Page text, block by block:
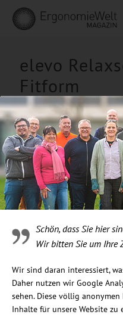
elevo
Fitform
Ein Blog des
|Impressum|
Einstellungen|
Schön, dass Sie hier
Wir bitten Sie um Ihre
Wir sind daran interessiert,
Daher nutzen wir Google
sehen. Diese völlig
Inhalte für unsere Website zu